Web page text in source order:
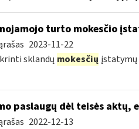
turto mokesčio
2023-11-22
sklandų mokesčių įstatymų
paslaugų dėl teisės
2022-12-13